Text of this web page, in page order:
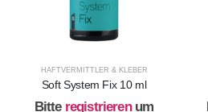
HAFTVERMITTLER & KLEBER
Soft System Fix 10 ml
Bitte registrieren um